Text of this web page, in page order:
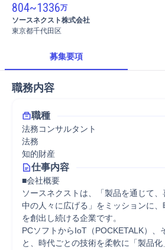
804~1336万
ソースネクスト株式会社
東京都千代田区
募集要項
職務内容
職種
法務コンサルタント
法務
知的財産
仕事内容
■会社概要
ソースネクストは、「製品を通じて
中の人々に広げる」をミッションに、
を創出し続ける企業です。
PCソフトからIoT（POCKETALK）、
と、時代ごとの技術を柔軟に「製品